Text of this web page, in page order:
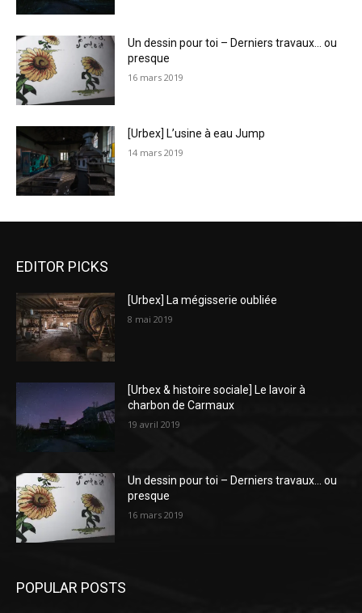
Un dessin pour toi – Derniers travaux… ou
presque
16 mars 2019
[Urbex] L’usine à eau Jump
14 mars 2019
EDITOR PICKS
[Urbex] La mégisserie oubliée
8 mai 2019
[Urbex & histoire sociale] Le lavoir à
charbon de Carmaux
19 avril 2019
Un dessin pour toi – Derniers travaux… ou
presque
16 mars 2019
POPULAR POSTS